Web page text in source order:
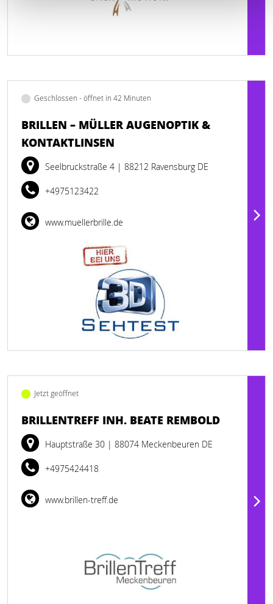
Geschlossen - öffnet in 42 Minuten
BRILLEN – MÜLLER AUGENOPTIK &
KONTAKTLINSEN
Seelbruckstraße 4 | 88212 Ravensburg DE
+4975123422
www.muellerbrille.de
Jetzt geöffnet
BRILLENTREFF INH. BEATE REMBOLD
Hauptstraße 30 | 88074 Meckenbeuren DE
+4975424418
www.brillen-treff.de